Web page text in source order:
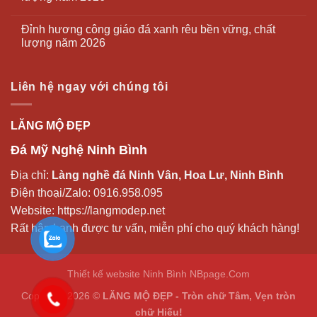
Đỉnh hương công giáo đá xanh rêu bền vững, chất
lượng năm 2026
Liên hệ ngay với chúng tôi
LĂNG MỘ ĐẸP
Đá Mỹ Nghệ Ninh Bình
Địa chỉ: Làng nghề đá Ninh Vân, Hoa Lư, Ninh Bình
Điện thoại/Zalo: 0916.958.095
Website: https://langmodep.net
Rất hân hạnh được tư vấn, miễn phí cho quý khách hàng!
Thiết kế website Ninh Bình NBpage.Com
Copyright 2026 © LĂNG MỘ ĐẸP - Tròn chữ Tâm, Vẹn tròn
chữ Hiếu!